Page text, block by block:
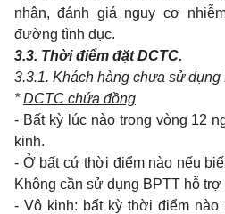
nhân, đánh giá nguy cơ
đường tình dục.
3.3. Thời điểm đặt DCTC.
3.3.1. Khách hàng chưa sử dụng
* DCTC chứa đồng
- Bất kỳ lúc nào trong vòng 12
kinh.
- Ở bất cứ thời điểm nào nếu
Không cần sử dụng BPTT hỗ trợ
- Vô kinh: bất kỳ thời điểm nào